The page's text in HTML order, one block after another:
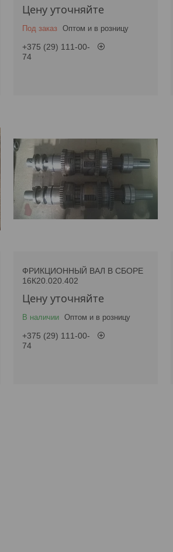
Цену уточняйте
Под заказ Оптом и в розницу
+375 (29) 111-00-
74
ФРИКЦИОННЫЙ ВАЛ В СБОРЕ
16К20.020.402
Цену уточняйте
В наличии Оптом и в розницу
+375 (29) 111-00-
74